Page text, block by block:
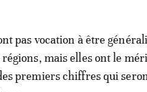
pas vocation à être
régions, mais elles ont le
premiers chiffres qui